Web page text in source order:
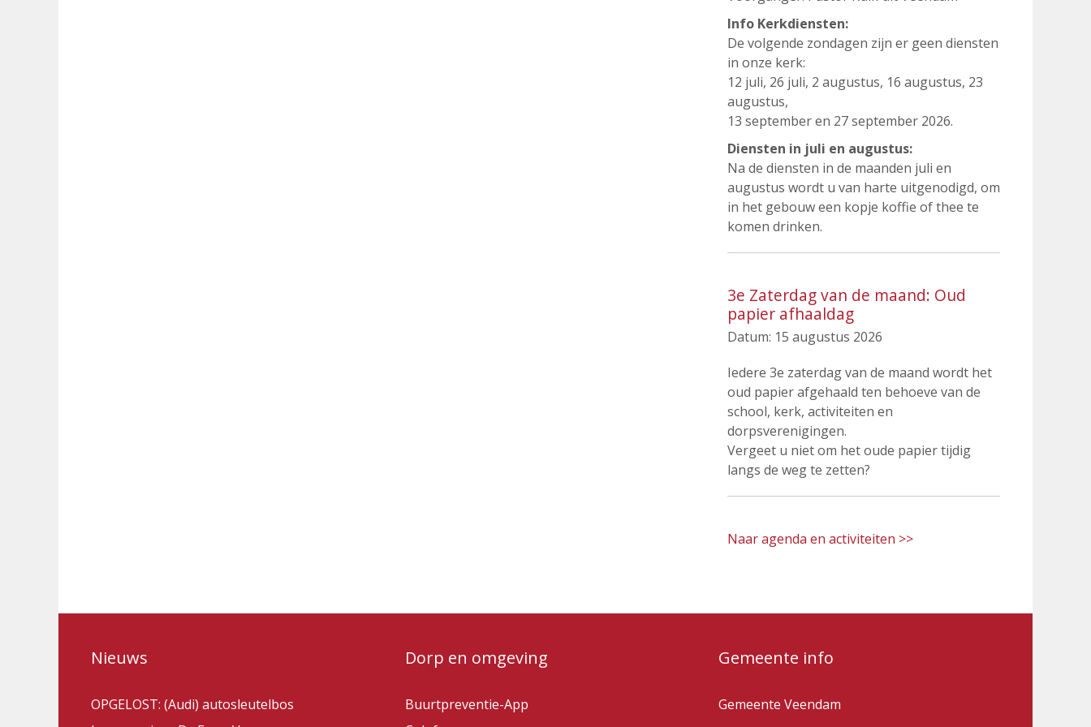
Info Kerkdiensten:
De volgende zondagen zijn er geen diensten
in onze kerk:
12 juli, 26 juli, 2 augustus, 16 augustus, 23
augustus,
13 september en 27 september 2026.
Diensten in juli en augustus:
Na de diensten in de maanden juli en
augustus wordt u van harte uitgenodigd, om
in het gebouw een kopje koffie of thee te
komen drinken.
3e Zaterdag van de maand: Oud
papier afhaaldag
Datum: 15 augustus 2026
Iedere 3e zaterdag van de maand wordt het
oud papier afgehaald ten behoeve van de
school, kerk, activiteiten en
dorpsverenigingen.
Vergeet u niet om het oude papier tijdig
langs de weg te zetten?
Naar agenda en activiteiten >>
Nieuws
OPGELOST: (Audi) autosleutelbos
Dorp en omgeving
Buurtpreventie-App
Gemeente info
Gemeente Veendam